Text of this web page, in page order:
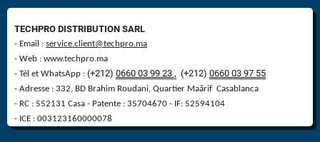
TECHPRO DISTRIBUTION SARL
- Email : service.client@techpro.ma
- Web : www.techpro.ma
- Tél et WhatsApp : (+212) 0660 03 99 23 , (+212) 0660 03 97 55
- Adresse : 332, BD Brahim Roudani, Quartier Maârif Casablanca
- RC : 552131 Casa - Patente : 35704670 - IF: 52594104
- ICE : 003123160000078